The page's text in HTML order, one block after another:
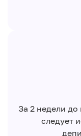
За 2 недели
следует